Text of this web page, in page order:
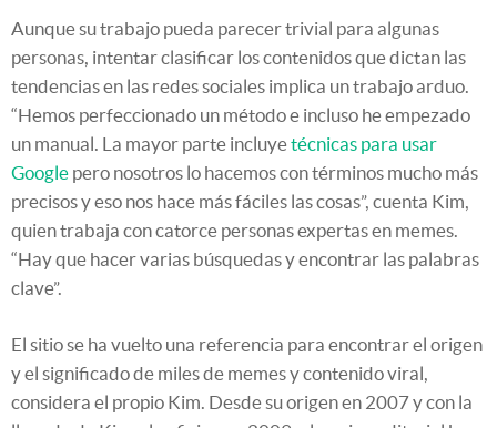
Aunque su trabajo pueda parecer trivial para algunas
personas, intentar clasificar los contenidos que dictan las
tendencias en las redes sociales implica un trabajo arduo.
“Hemos perfeccionado un método e incluso he empezado
un manual. La mayor parte incluyetécnicas para usar
Google pero nosotros lo hacemos con términos mucho más
precisos y eso nos hace más fáciles las cosas”, cuenta Kim,
quien trabaja con catorce personas expertas en memes.
“Hay que hacer varias búsquedas y encontrar las palabras
clave”.
El sitio se ha vuelto una referencia para encontrar el origen
y el significado de miles de memes y contenido viral,
considera el propio Kim. Desde su origen en 2007 y con la